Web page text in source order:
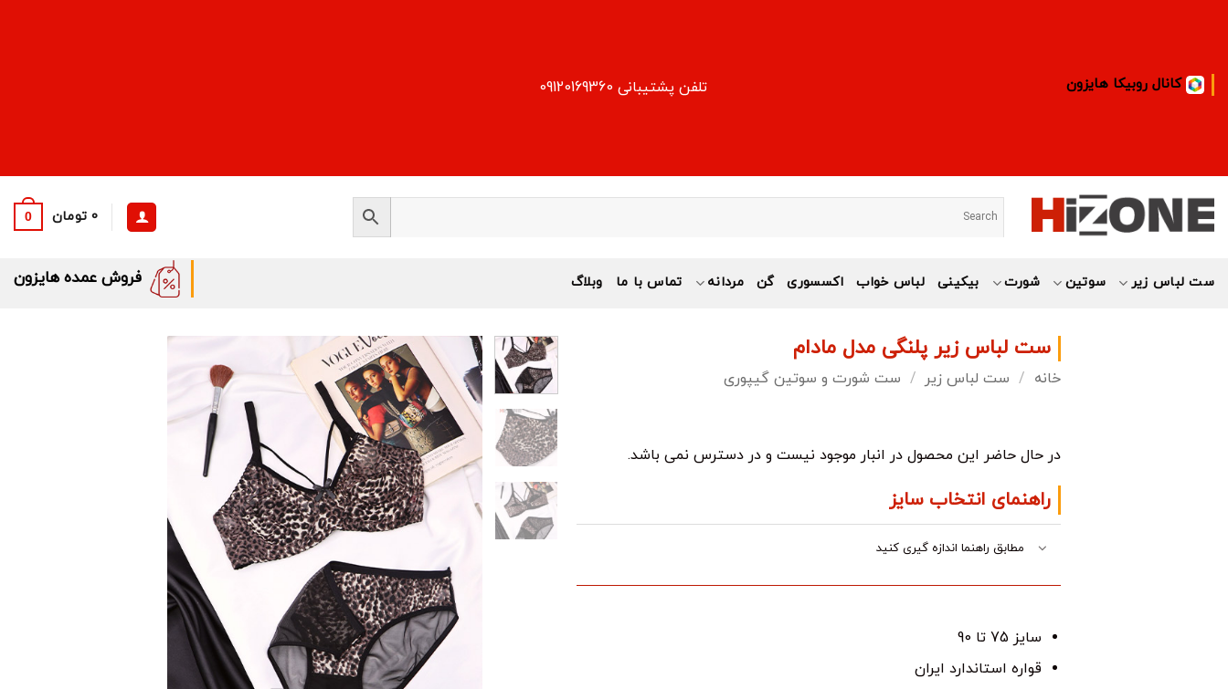
کانال روبیکا هایزون تلفن پشتیبانی 09120169360
0 تومان 0
ست لباس زیر سوتین شورت بیکینی لباس خواب اکسسوری گن مردانه تماس با ما وبلاگ فروش عمده هایزون
ست لباس زیر پلنگی مدل مادام
خانه / ست لباس زیر / ست شورت و سوتین گیپوری
در حال حاضر این محصول در انبار موجود نیست و در دسترس نمی باشد.
راهنمای انتخاب سایز
مطابق راهنما اندازه گیری کنید
سایز 75 تا 90
قواره استاندارد ایران